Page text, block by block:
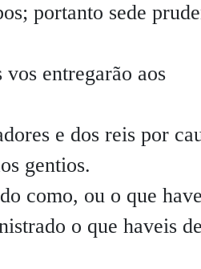
portanto sede
entregarão aos
e dos reis por
gentios.
como, ou o que
o que haveis de